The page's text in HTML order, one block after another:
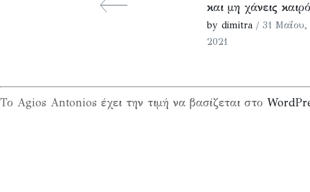
και μη χάνεις καιρό
by dimitra / 31 Μαΐου,
2021
Το Agios Antonios έχει την τιμή να βασίζεται στο